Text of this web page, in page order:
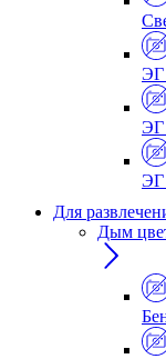
ЭГ
ЭГ
ЭГ
Для
Дым